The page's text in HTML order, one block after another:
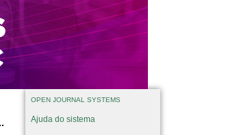
OPEN JOURNAL SYSTEMS
Ajuda do sistema